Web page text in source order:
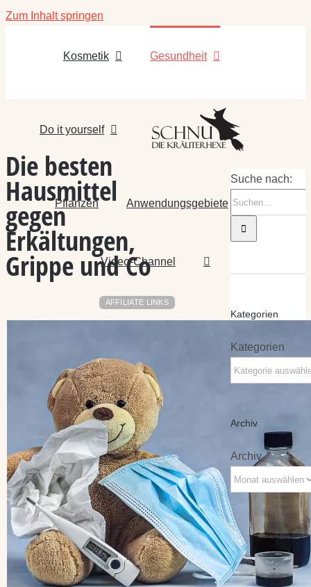
Zum Inhalt springen
Kosmetik Gesundheit
Do it yourself
Pflanzen Anwendungsgebiete
Video-Channel
Die besten
Hausmittel
gegen
Erkältungen,
Grippe und Co
AFFILIATE LINKS
Suche nach:
Kategorien
Kategorien
Archiv
Archiv